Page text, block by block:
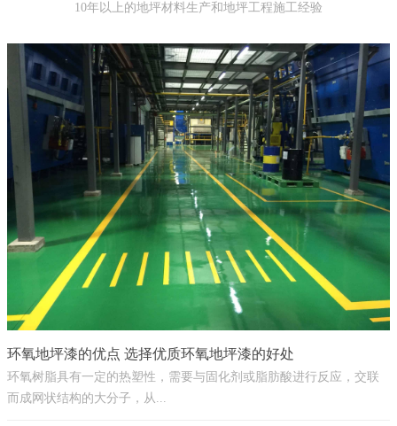
10年以上的地坪材料生产和地坪工程施工经验
环氧地坪漆的优点 选择优质环氧地坪漆的好处
环氧树脂具有一定的热塑性，需要与固化剂或脂肪酸进行反应，交联
而成网状结构的大分子，从...